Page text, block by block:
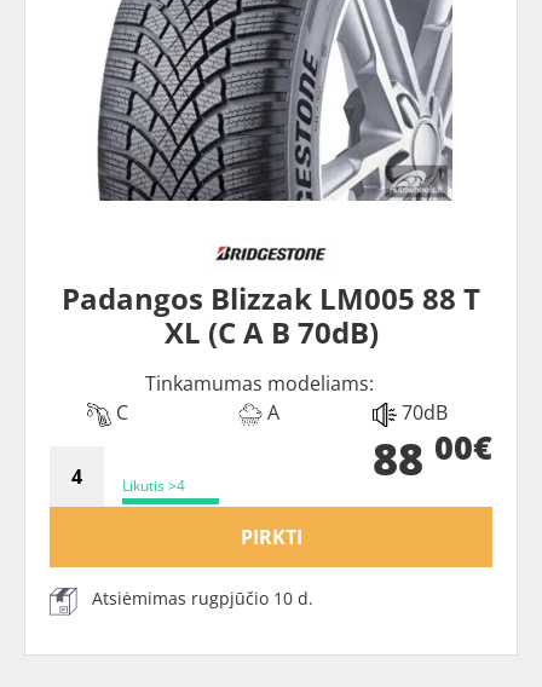
Padangos Blizzak LM005 88 T
XL (C A B 70dB)
Tinkamumas modeliams:
C
A 70dB
Likutis >4 88 00€
PIRKTI
Atsiėmimas rugpjūčio 10 d.